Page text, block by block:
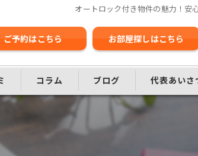
オートロック付き物件の魅力！安
ご予約はこちら お部屋探しはこちら
コラム ブログ 代表あいさ